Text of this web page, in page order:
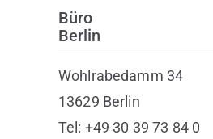
Büro
Berlin
Wohlrabedamm 34
13629 Berlin
Tel: +49 30 39 73 84 0